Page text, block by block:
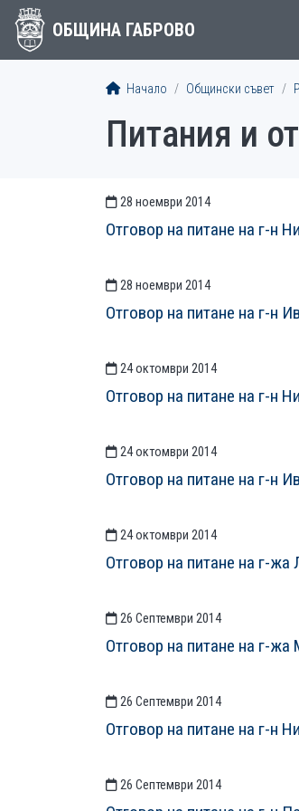
ОБЩИНА ГАБРОВО
Начало Общински съвет
Питания и
СТАТИИСТАТИИ
28 ноември 2014
Отговор на питане на г-н
28 ноември 2014
Отговор на питане на г-н
24 октомври 2014
Отговор на питане на г-н
24 октомври 2014
Отговор на питане на г-н
24 октомври 2014
Отговор на питане на г-жа
26 Септември 2014
Отговор на питане на г-
26 Септември 2014
Отговор на питане на г-н
26 Септември 2014